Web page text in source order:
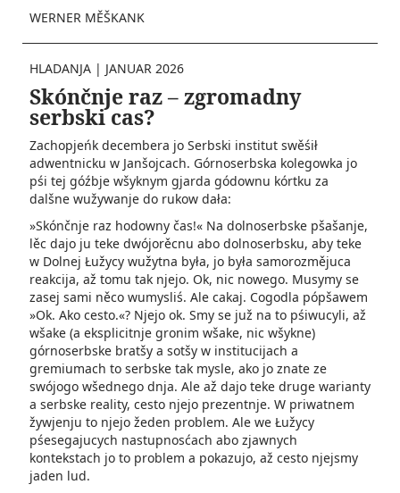
WERNER MĚŠKANK
HLADANJA | JANUAR 2026
Skónčnje raz – zgromadny
serbski cas?
Zachopjeńk decembera jo Serbski institut swěśił
adwentnicku w Janšojcach. Górnoserbska kolegowka jo
pśi tej góźbje wšyknym gjarda gódownu kórtku za
dalšne wužywanje do rukow dała:
»Skónčnje raz hodowny čas!« Na dolnoserbske pšašanje,
lěc dajo ju teke dwójorěcnu abo dolnoserbsku, aby teke
w Dolnej Łužycy wužytna była, jo była samorozmějuca
reakcija, až tomu tak njejo. Ok, nic nowego. Musymy se
zasej sami něco wumysliś. Ale cakaj. Cogodla pópšawem
»Ok. Ako cesto.«? Njejo ok. Smy se juž na to pśiwucyli, až
wšake (a eksplicitnje gronim wšake, nic wšykne)
górnoserbske bratšy a sotšy w institucijach a
gremiumach to serbske tak mysle, ako jo znate ze
swójogo wšednego dnja. Ale až dajo teke druge warianty
a serbske reality, cesto njejo prezentnje. W priwatnem
žywjenju to njejo žeden problem. Ale we Łužycy
pśesegajucych nastupnosćach abo zjawnych
kontekstach jo to problem a pokazujo, až cesto njejsmy
jaden lud.